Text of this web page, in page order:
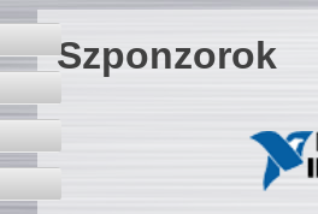
Szponzorok